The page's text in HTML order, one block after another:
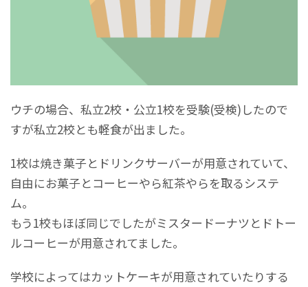
ウチの場合、私立2校・公立1校を受験(受検)したので
すが私立2校とも軽食が出ました。
1校は焼き菓子とドリンクサーバーが用意されていて、
自由にお菓子とコーヒーやら紅茶やらを取るシステ
ム。
もう1校もほぼ同じでしたがミスタードーナツとドトー
ルコーヒーが用意されてました。
学校によってはカットケーキが用意されていたりする